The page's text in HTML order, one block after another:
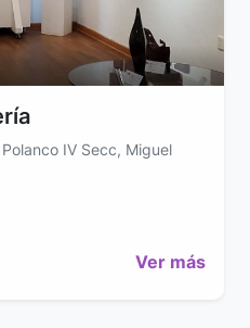
IV Secc, Miguel
Ver más